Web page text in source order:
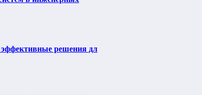
решения дл